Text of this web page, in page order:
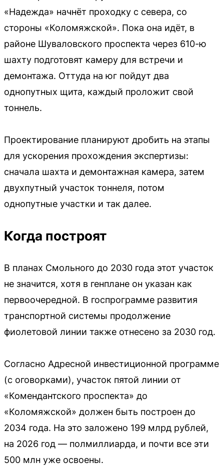
«Надежда» начнёт проходку с севера, со
стороны «Коломяжской». Пока она идёт, в
районе Шуваловского проспекта через 610-ю
шахту подготовят камеру для встречи и
демонтажа. Оттуда на юг пойдут два
однопутных щита, каждый проложит свой
тоннель.
Проектирование планируют дробить на этапы
для ускорения прохождения экспертизы:
сначала шахта и демонтажная камера, затем
двухпутный участок тоннеля, потом
однопутные участки и так далее.
Когда построят
В планах Смольного до 2030 года этот участок
не значится, хотя в генплане он указан как
первоочередной. В госпрограмме развития
транспортной системы продолжение
фиолетовой линии также отнесено за 2030 год.
Согласно Адресной инвестиционной программе
(с оговорками), участок пятой линии от
«Комендантского проспекта» до
«Коломяжской» должен быть построен до
2034 года. На это заложено 199 млрд рублей,
на 2026 год — полмиллиарда, и почти все эти
500 млн уже освоены.